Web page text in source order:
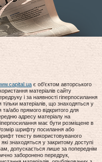
є об'єктом авторського
матеріалів сайту
і за наявності гіперпосилання
тільки матеріалів, що знаходяться у
або прямого відкритого для
адресу матеріалу на
має бути розміщене в
шрифту посилання або
тексту використовуваного
знаходяться у закритому доступі
допускається лише за попереднім
заборонено передрук,